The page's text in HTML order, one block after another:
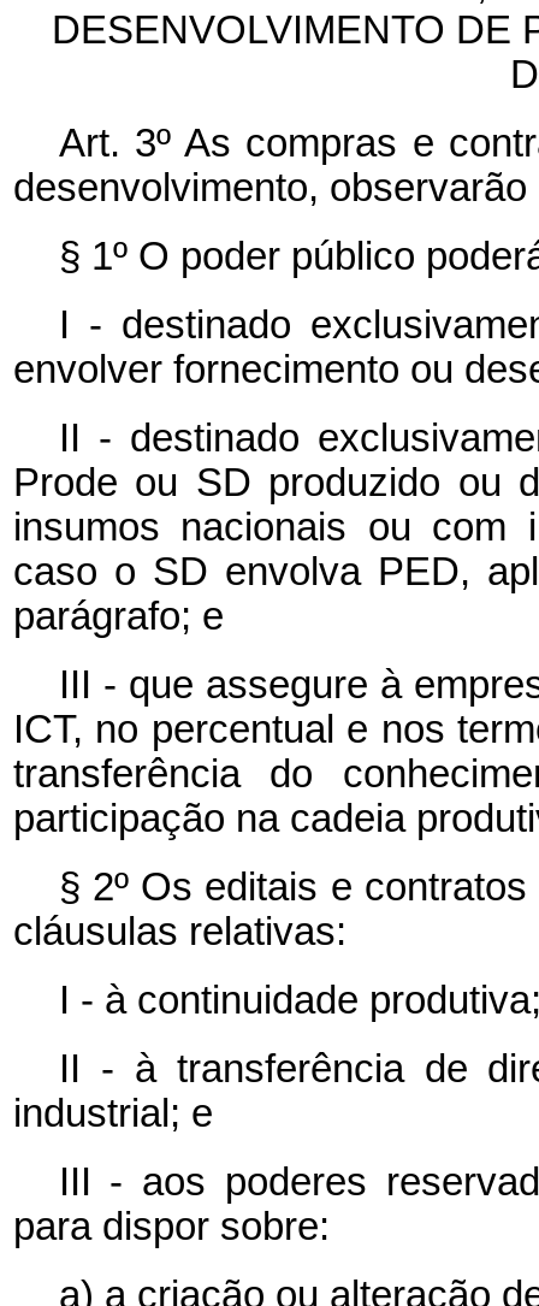
DESENVOLVIMENTO DE
Art. 3º As compras e
desenvolvimento,
§ 1º O poder público
I - destinado
envolver fornecimento ou
II - destinado
Prode ou SD produzido ou
insumos nacionais ou com
caso o SD envolva PED,
parágrafo; e
III - que assegure à
ICT, no percentual e nos
transferência do
participação na cadeia
§ 2º Os editais e
cláusulas relativas:
I - à continuidade
II - à transferência de
industrial; e
III - aos poderes
para dispor sobre:
a) a criação ou alteração